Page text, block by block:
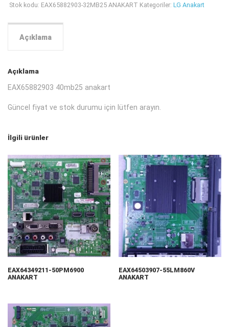
Stok kodu: EAX65882903-32MB25 ANAKART Kategoriler: LG Anakart
Açıklama
Açıklama
EAX65882903 40mb25 anakart
Güncel fiyat ve stok durumu için lütfen arayın.
İlgili ürünler
EAX64349211-50PM6900
ANAKART
EAX64503907-55LM860V
ANAKART